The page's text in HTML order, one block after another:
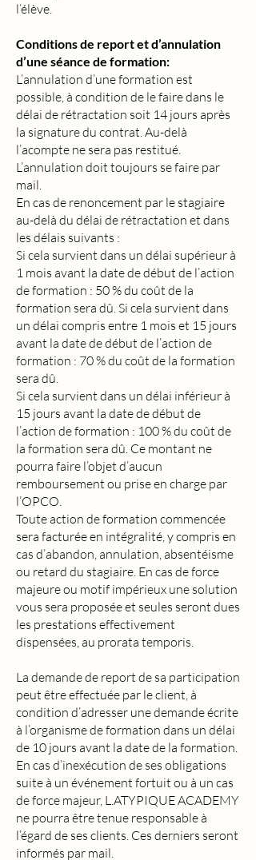
l’élève.
Conditions de report et d’annulation
d’une séance de formation:
L’annulation d’une formation est
possible, à condition de le faire dans le
délai de rétractation soit 14 jours après
la signature du contrat. Au-delà
l’acompte ne sera pas restitué.
L’annulation doit toujours se faire par
mail.
En cas de renoncement par le stagiaire
au-delà du délai de rétractation et dans
les délais suivants :
Si cela survient dans un délai supérieur à
1 mois avant la date de début de l’action
de formation : 50 % du coût de la
formation sera dû. Si cela survient dans
un délai compris entre 1 mois et 15 jours
avant la date de début de l’action de
formation : 70 % du coût de la formation
sera dû.
Si cela survient dans un délai inférieur à
15 jours avant la date de début de
l’action de formation : 100 % du coût de
la formation sera dû. Ce montant ne
pourra faire l’objet d’aucun
remboursement ou prise en charge par
l’OPCO.
Toute action de formation commencée
sera facturée en intégralité, y compris en
cas d’abandon, annulation, absentéisme
ou retard du stagiaire. En cas de force
majeure ou motif impérieux une solution
vous sera proposée et seules seront dues
les prestations effectivement
dispensées, au prorata temporis.
La demande de report de sa participation
peut être effectuée par le client, à
condition d’adresser une demande écrite
à l’organisme de formation dans un délai
de 10 jours avant la date de la formation.
En cas d’inexécution de ses obligations
suite à un événement fortuit ou à un cas
de force majeur, L.ATYPIQUE ACADEMY
ne pourra être tenue responsable à
l’égard de ses clients. Ces derniers seront
informés par mail.